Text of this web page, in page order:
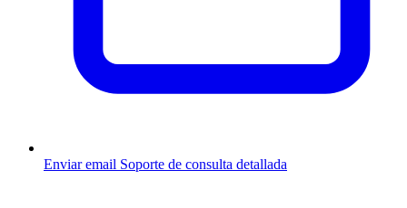
Enviar email Soporte de consulta detallada